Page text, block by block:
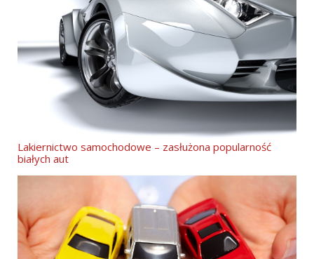
Lakiernictwo samochodowe – zasłużona popularność
białych aut